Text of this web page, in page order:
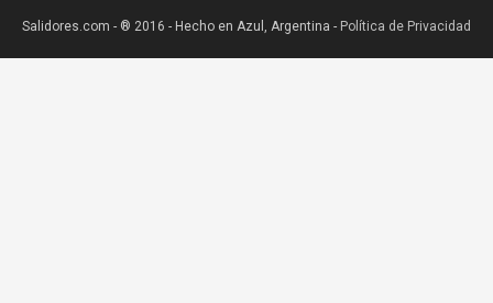
Salidores.com - ® 2016 - Hecho en Azul, Argentina - Política de Privacidad